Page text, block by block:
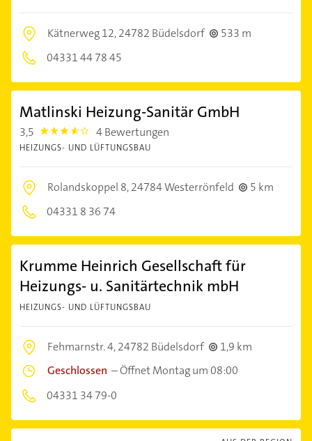
Kätnerweg 12,24782 Büdelsdorf
533 m
04331 44 78 45
Matlinski Heizung-Sanitär GmbH
3,5 3.5 4 Bewertungen
HEIZUNGS- UND LÜFTUNGSBAU
Rolandskoppel 8,24784 Westerrönfeld
5 km
04331 8 36 74
Krumme Heinrich Gesellschaft für
Heizungs- u. Sanitärtechnik mbH
HEIZUNGS- UND LÜFTUNGSBAU
Fehmarnstr. 4,24782 Büdelsdorf
1,9 km
Geschlossen –Öffnet Montag um 08:00
04331 34 79-0